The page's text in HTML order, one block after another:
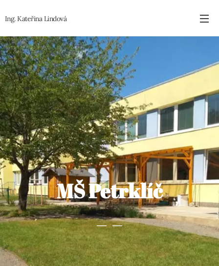
Ing. Kateřina Lindová
MŠ Petrklíč